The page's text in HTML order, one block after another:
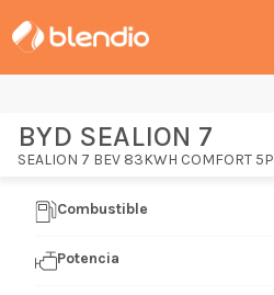
BYD SEALION 7
SEALION 7 BEV 83KWH COMFORT 5P
Combustible
Potencia